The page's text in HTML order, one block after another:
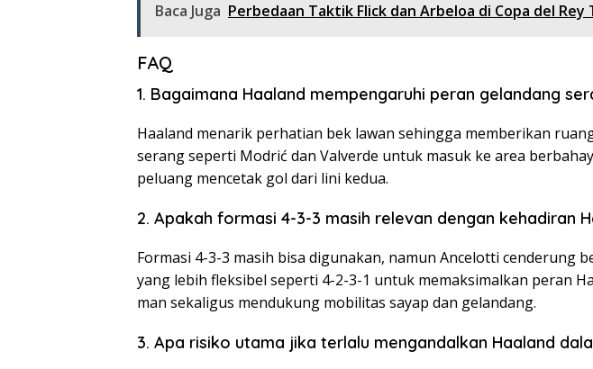
Baca Juga Perbedaan Taktik Flick dan Arbeloa di Copa del
FAQ
1. Bagaimana Haaland mempengaruhi peran gelandang
Haaland menarik perhatian bek lawan sehingga memberikan
serang seperti Modrić dan Valverde untuk masuk ke area
peluang mencetak gol dari lini kedua.
2. Apakah formasi 4-3-3 masih relevan dengan kehadiran
Formasi 4-3-3 masih bisa digunakan, namun Ancelotti cenderung
yang lebih fleksibel seperti 4-2-3-1 untuk memaksimalkan peran
man sekaligus mendukung mobilitas sayap dan gelandang.
3. Apa risiko utama jika terlalu mengandalkan Haaland